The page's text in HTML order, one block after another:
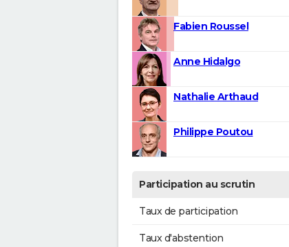
Fabien Roussel
Anne Hidalgo
Nathalie Arthaud
Philippe Poutou
Participation au scrutin
Taux de participation
Taux d'abstention